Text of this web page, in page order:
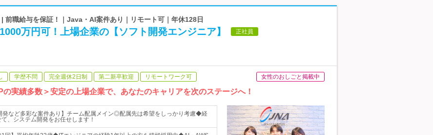
前職給与を保証！｜Java・AI案件あり｜リモート可｜年休128日
万円可！上場企業の【ソフト開発エンジニア】 正社員
学歴不問 完全週休2日制 第二新卒歓迎 リモートワーク可 女性のおしごと掲載中
実績多数＞安定の上場企業で、あなたのキャリアを次のステージへ！
発など多彩な案件あり】チーム配属メイン◎配属先は希望をしっかり考慮◆経
、システム開発をお任せします！